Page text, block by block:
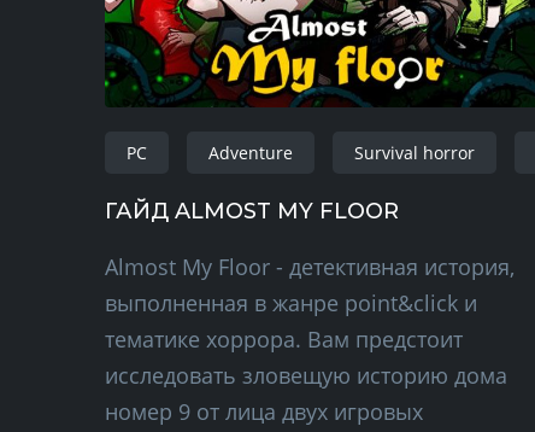
PC Adventure Survival horror
ГАЙД ALMOST MY FLOOR
Almost My Floor - детективная история,
выполненная в жанре point&click и
тематике хоррора. Вам предстоит
исследовать зловещую историю дома
номер 9 от лица двух игровых